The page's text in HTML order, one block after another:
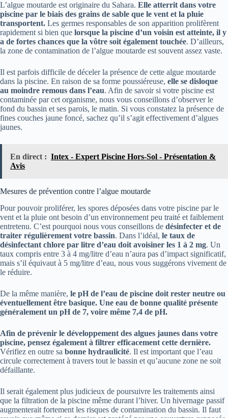
L’algue moutarde est originaire du Sahara. Elle atterrit dans votre
piscine par le biais des grains de sable que le vent et la pluie
transportent. Les germes responsables de son apparition prolifèrent
rapidement si bien que lorsque la piscine d’un voisin est atteinte, il y
a de fortes chances que la vôtre soit également touchée. D’ailleurs,
la zone de contamination de l’algue moutarde est souvent assez vaste.
Il est parfois difficile de déceler la présence de cette algue moutarde
dans la piscine. En raison de sa forme poussiéreuse, elle se disloque
au moindre remous dans l’eau. Afin de savoir si votre piscine est
contaminée par cet organisme, nous vous conseillons d’observer le
fond du bassin et ses parois, le matin. Si vous constatez la présence de
fines couches jaune foncé, sachez qu’il s’agit effectivement d’algues
jaunes.
En direct : Intex - Expert Piscine Hors-Sol - Présentation &
Avis
Mesures de prévention contre l’algue moutarde
Pour pouvoir proliférer, les spores déposées dans votre piscine par le
vent et la pluie ont besoin d’un environnement peu traité et faiblement
entretenu. C’est pourquoi nous vous conseillons de désinfecter et de
traiter régulièrement votre bassin. Dans l’idéal, le taux de
désinfectant chlore par litre d’eau doit avoisiner les 1 à 2 mg. Un
taux compris entre 3 à 4 mg/litre d’eau n’aura pas d’impact significatif,
mais s’il équivaut à 5 mg/litre d’eau, nous vous suggérons vivement de
le réduire.
De la même manière, le pH de l’eau de piscine doit rester neutre ou
éventuellement être basique. Une eau de bonne qualité présente
généralement un pH de 7, voire même 7,4 de pH.
Afin de prévenir le développement des algues jaunes dans votre
piscine, pensez également à filtrer efficacement cette dernière.
Vérifiez en outre sa bonne hydraulicité. Il est important que l’eau
circule correctement à travers tout le bassin et qu’aucune zone ne soit
défaillante.
Il serait également plus judicieux de poursuivre les traitements ainsi
que la filtration de la piscine même durant l’hiver. Un hivernage passif
augmenterait fortement les risques de contamination du bassin. Il faut